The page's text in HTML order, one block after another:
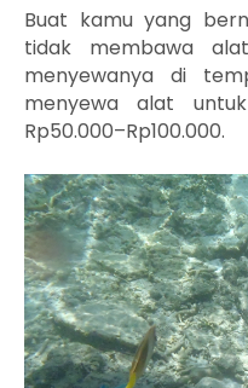
Buat kamu yang
tidak membawa
menyewanya di
menyewa alat
Rp50.000–Rp100.000.